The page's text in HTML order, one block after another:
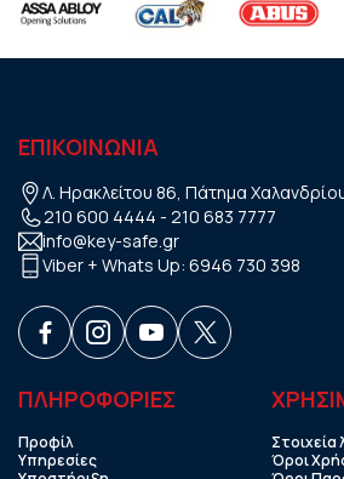
ΕΠΙΚΟΙΝΩΝΙΑ
Λ. Ηρακλείτου 86, Πάτημα
210 600 4444 - 210 683 7777
info@key-safe.gr
Viber + Whats Up: 6946 730 398
ΠΛΗΡΟΦΟΡΙΕΣ
Προφίλ
Υπηρεσίες
Όροι